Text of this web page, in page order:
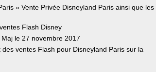
» Vente Privée Disneyland Paris ainsi que les
Flash Disney
le 27 novembre 2017
ventes Flash pour Disneyland Paris sur la